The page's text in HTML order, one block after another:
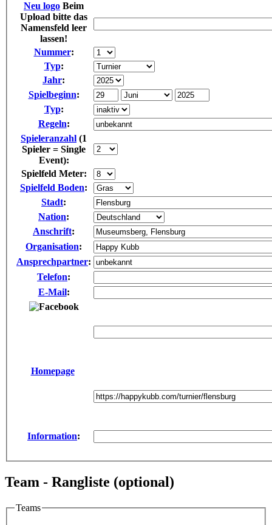
Neu logo Beim
Upload bitte das
Namensfeld leer
lassen!
Nummer:
Typ:
Jahr:
Spielbeginn:
Typ:
Regeln:
Spieleranzahl (1
Spieler = Single
Event):
Spielfeld Meter:
Spielfeld Boden:
Stadt:
Nation:
Anschrift:
Organisation:
Ansprechpartner:
Telefon:
E-Mail:
Homepage
Information:
Team - Rangliste (optional)
Teams